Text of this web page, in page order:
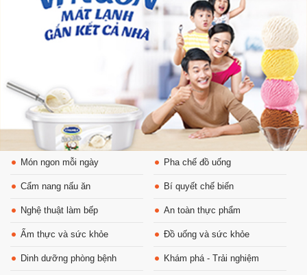
Món ngon mỗi ngày Pha chế đồ uống
Cẩm nang nấu ăn Bí quyết chế biến
Nghệ thuật làm bếp An toàn thực phẩm
Ẩm thực và sức khỏe Đồ uống và sức khỏe
Dinh dưỡng phòng bệnh Khám phá - Trải nghiệm